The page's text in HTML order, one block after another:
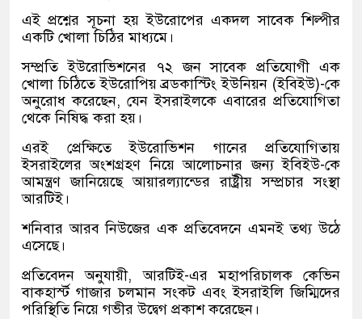
এই প্রশ্নের সূচনা হয় ইউরোপের একদল সাবেক শিল্পীর
একটি খোলা চিঠির মাধ্যমে।
সম্প্রতি ইউরোভিশনের ৭২ জন সাবেক প্রতিযোগী এক
খোলা চিঠিতে ইউরোপিয় ব্রডকাস্টিং ইউনিয়ন (ইবিইউ)-কে
অনুরোধ করেছেন, যেন ইসরাইলকে এবারের প্রতিযোগিতা
থেকে নিষিদ্ধ করা হয়।
এরই প্রেক্ষিতে ইউরোভিশন গানের প্রতিযোগিতায়
ইসরাইলের অংশগ্রহণ নিয়ে আলোচনার জন্য ইবিইউ-কে
আমন্ত্রণ জানিয়েছে আয়ারল্যান্ডের রাষ্ট্রীয় সম্প্রচার সংস্থা
আরটিই।
শনিবার আরব নিউজের এক প্রতিবেদনে এমনই তথ্য উঠে
এসেছে।
প্রতিবেদন অনুযায়ী, আরটিই-এর মহাপরিচালক কেভিন
বাকহার্স্ট গাজার চলমান সংকট এবং ইসরাইলি জিম্মিদের
পরিস্থিতি নিয়ে গভীর উদ্বেগ প্রকাশ করেছেন।